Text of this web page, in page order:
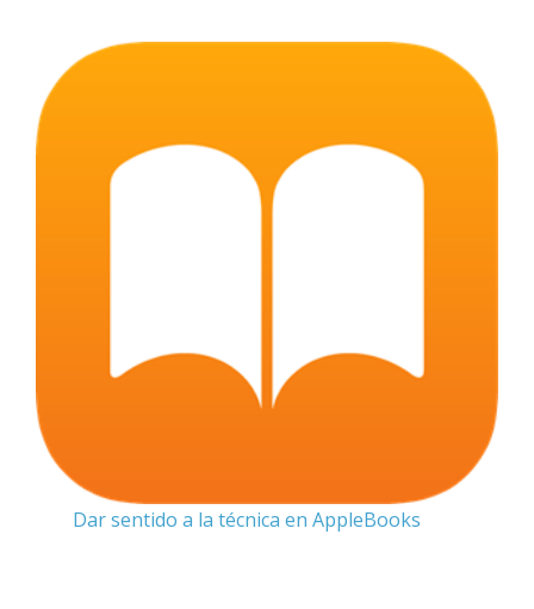
Dar sentido a la técnica en AppleBooks